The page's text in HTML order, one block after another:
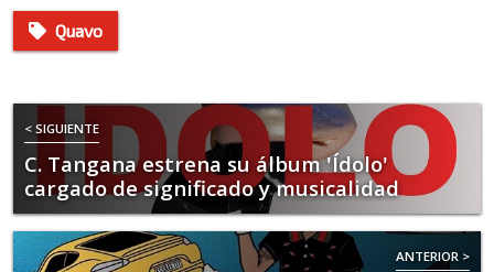
Quavo
< SIGUIENTE
C. Tangana estrena su álbum 'Ídolo'
cargado de significado y musicalidad
ANTERIOR >